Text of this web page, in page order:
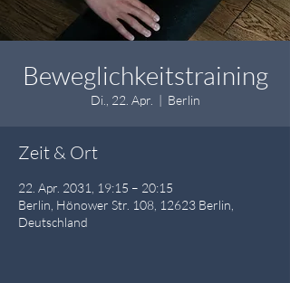
Beweglichkeitstraining
Di., 22. Apr.
  |
Berlin
Zeit & Ort
22. Apr. 2031, 19:15 – 20:15
Berlin, Hönower Str. 108, 12623 Berlin,
Deutschland